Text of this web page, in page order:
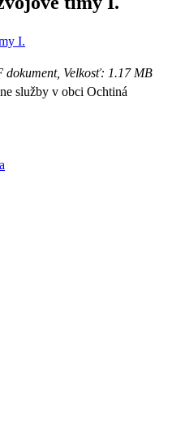
dokument, Velkosť: 1.17 MB